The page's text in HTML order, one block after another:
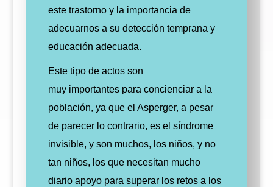
este trastorno y la importancia de
adecuarnos a su detección temprana y
educación adecuada.
Este tipo de actos son
muy importantes para concienciar a la
población, ya que el Asperger, a pesar
de parecer lo contrario, es el síndrome
invisible, y son muchos, los niños, y no
tan niños, los que necesitan mucho
diario apoyo para superar los retos a los